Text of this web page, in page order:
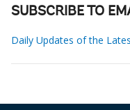
SUBSCRIBE TO
Daily Updates of the